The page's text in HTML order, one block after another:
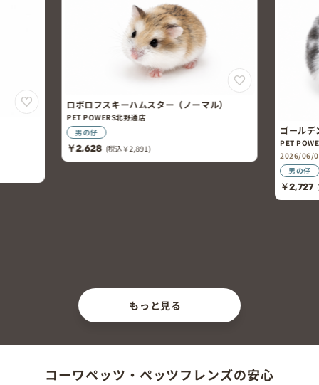
ロボロフスキーハムスター（ノーマル）
PET POWERS北野通店
男の仔
￥2,628 (税込￥2,891)
ゴール
PET
2026/06/
男の仔
￥2,727
もっと見る
コーワペッツ・ペッツフレンズの安心